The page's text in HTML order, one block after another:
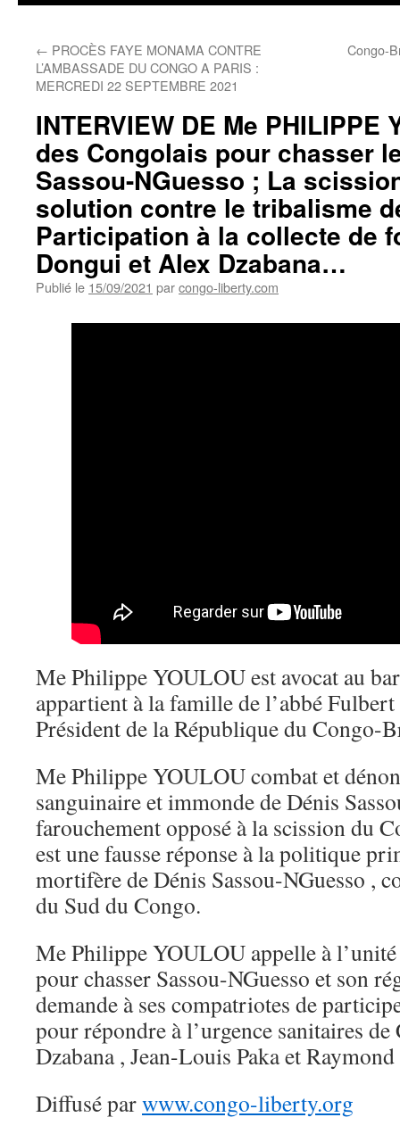
← PROCÈS FAYE MONAMA CONTRE
L’AMBASSADE DU CONGO A PARIS :
MERCREDI 22 SEPTEMBRE 2021
Congo-
INTERVIEW DE Me PHILIPPE
des Congolais pour chasser
Sassou-NGuesso ; La
solution contre le tribalisme
Participation à la collecte de
Dongui et Alex Dzabana…
Publié le 15/09/2021 parcongo-liberty.com
Me Philippe YOULOU est avocat au
appartient à la famille de l’abbé
Président de la République du Congo-
Me Philippe YOULOU combat et
sanguinaire et immonde de Dénis
farouchement opposé à la scission du
est une fausse réponse à la politique
mortifère de Dénis Sassou-NGuesso ,
du Sud du Congo.
Me Philippe YOULOU appelle à
pour chasser Sassou-NGuesso et son
demande à ses compatriotes de
pour répondre à l’urgence sanitaires
Dzabana , Jean-Louis Paka et
Diffusé parwww.congo-liberty.org